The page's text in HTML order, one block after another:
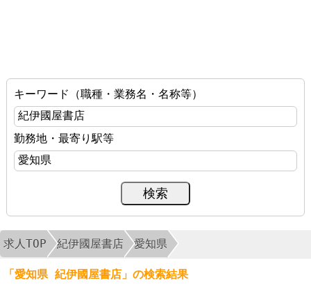
キーワード（職種・業務名・名称等）
勤務地・最寄り駅等
求人TOP 紀伊國屋書店 愛知県
「愛知県 紀伊國屋書店」の検索結果